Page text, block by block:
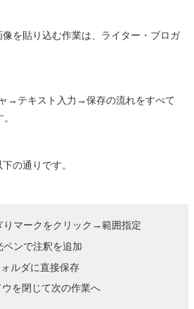
を貼り込む作業は、ライター・ブロガ
→テキスト入力→保存の流れをすべて
の通りです。
りマークをクリック→範囲指定
ンで注釈を追加
ルダに直接保存
を閉じて次の作業へ